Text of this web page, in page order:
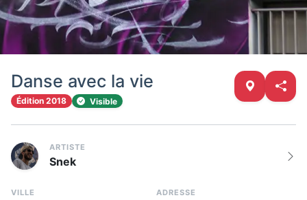
Danse avec la vie
Édition 2018 Visible
ARTISTE
Snek
VILLE ADRESSE